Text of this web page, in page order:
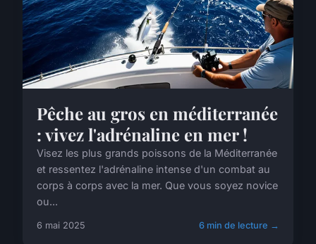
Pêche au gros en méditerranée
: vivez l'adrénaline en mer !
Visez les plus grands poissons de la Méditerranée
et ressentez l'adrénaline intense d'un combat au
corps à corps avec la mer. Que vous soyez novice
ou...
6 mai 2025 6 min de lecture →